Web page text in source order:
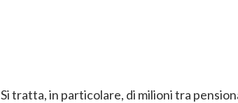
Si tratta, in particolare, di milioni tra